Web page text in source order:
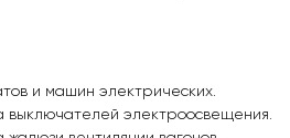
и машин электрических.
выключателей электроосвещения.